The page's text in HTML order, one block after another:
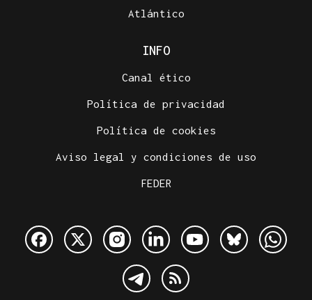
Atlántico
INFO
Canal ético
Política de privacidad
Política de cookies
Aviso legal y condiciones de uso
FEDER